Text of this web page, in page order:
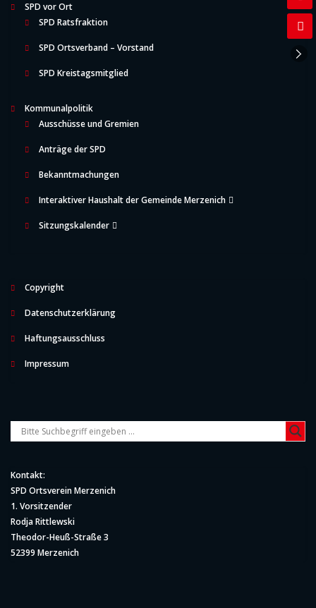
SPD vor Ort
SPD Ratsfraktion
SPD Ortsverband – Vorstand
SPD Kreistagsmitglied
Kommunalpolitik
Ausschüsse und Gremien
Anträge der SPD
Bekanntmachungen
Interaktiver Haushalt der Gemeinde Merzenich
Sitzungskalender
Copyright
Datenschutzerklärung
Haftungsausschluss
Impressum
Kontakt:
SPD Ortsverein Merzenich
1. Vorsitzender
Rodja Rittlewski
Theodor-Heuß-Straße 3
52399 Merzenich